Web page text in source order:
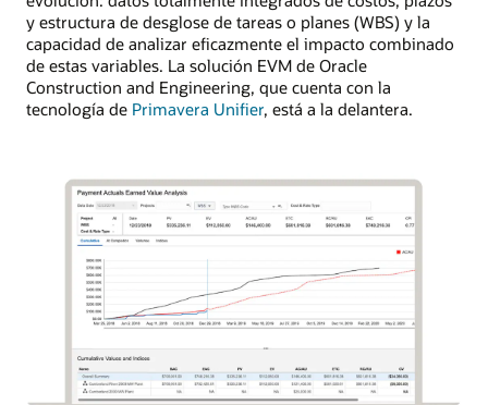
y estructura de desglose de tareas o planes (WBS) y la
capacidad de analizar eficazmente el impacto combinado
de estas variables. La solución EVM de Oracle
Construction and Engineering, que cuenta con la
tecnología de Primavera Unifier, está a la delantera.